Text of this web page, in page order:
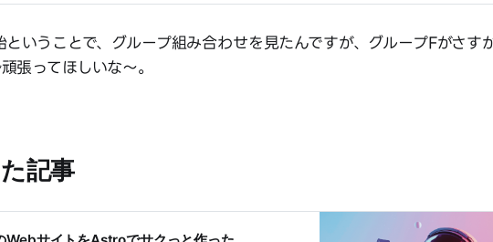
いうことで、グループ組み合わせを見たんですが、グループFがさす
張ってほしいな〜。
記事